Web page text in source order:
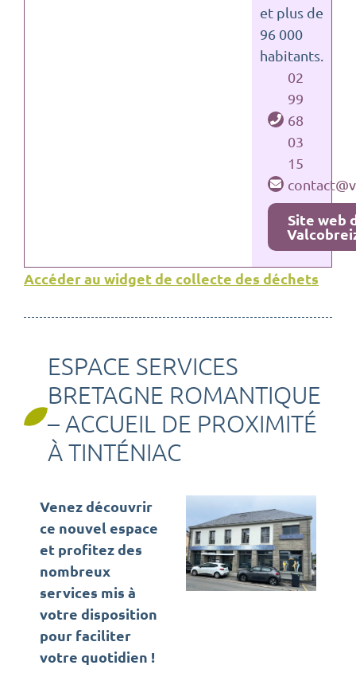
et plus de
96 000
habitants.
02
99
68
03
15
Site web
Accéder au widget de collecte des déchets
ESPACE SERVICES
BRETAGNE ROMANTIQUE
– ACCUEIL DE PROXIMITÉ
À TINTÉNIAC
Venez découvrir
ce nouvel espace
et profitez des
nombreux
services mis à
votre disposition
pour faciliter
votre quotidien !